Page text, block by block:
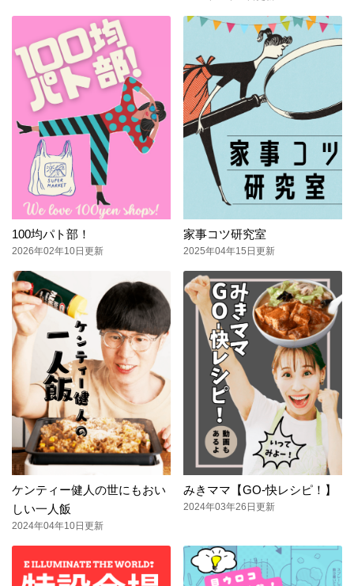
100均パト部！
2026年02年10日更新
家事コツ研究室
2025年04年15日更新
ケンティー健人の世にもおい
しい一人飯
2024年04年10日更新
みきママ【GO-快レシピ！】
2024年03年26日更新